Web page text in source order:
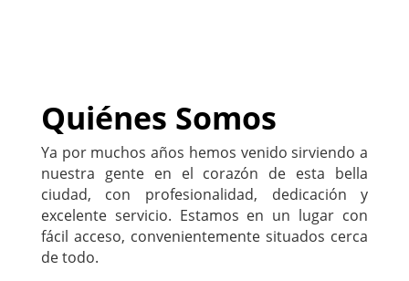
Quiénes Somos
Ya por muchos años hemos venido sirviendo a
nuestra gente en el corazón de esta bella
ciudad, con profesionalidad, dedicación y
excelente servicio. Estamos en un lugar con
fácil acceso, convenientemente situados cerca
de todo.